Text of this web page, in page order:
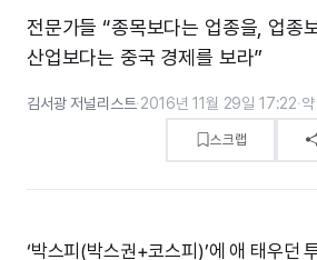
전문가들 “종목보다는 업종을, 업종
산업보다는 중국 경제를 보라”
김서광 저널리스트·2016년 11월 29일 17:22·
스크랩
‘박스피(박스권+코스피)’에 애 태우던